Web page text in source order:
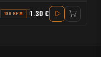
190 BPM F#1.30 €